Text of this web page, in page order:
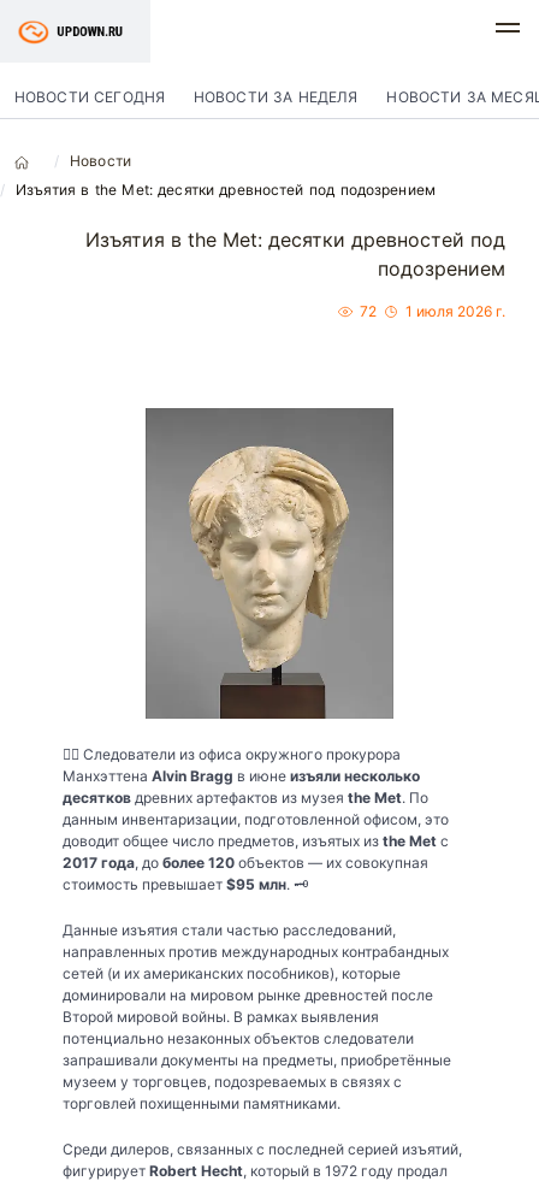
НОВОСТИ СЕГОДНЯ НОВОСТИ ЗА НЕДЕЛЯ НОВОСТИ ЗА
Новости
Изъятия в the Met: десятки древностей под подозрением
Изъятия в the Met: десятки древностей под
подозрением
72 1 июля 2026 г.
🕵️‍♂️ Следователи из офиса окружного прокурора
Манхэттена Alvin Bragg в июне изъяли несколько
десятков древних артефактов из музея the Met. По
данным инвентаризации, подготовленной офисом, это
доводит общее число предметов, изъятых из the Met с
2017 года, до более 120 объектов — их совокупная
стоимость превышает $95 млн. 🗝️
Данные изъятия стали частью расследований,
направленных против международных контрабандных
сетей (и их американских пособников), которые
доминировали на мировом рынке древностей после
Второй мировой войны. В рамках выявления
потенциально незаконных объектов следователи
запрашивали документы на предметы, приобретённые
музеем у торговцев, подозреваемых в связях с
торговлей похищенными памятниками.
Среди дилеров, связанных с последней серией изъятий,
фигурирует Robert Hecht, который в 1972 году продал